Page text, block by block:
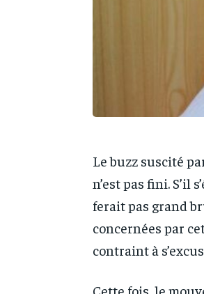
Le buzz suscité
n’est pas fini. S’il
ferait pas grand
concernées par
contraint à
Cette fois, le